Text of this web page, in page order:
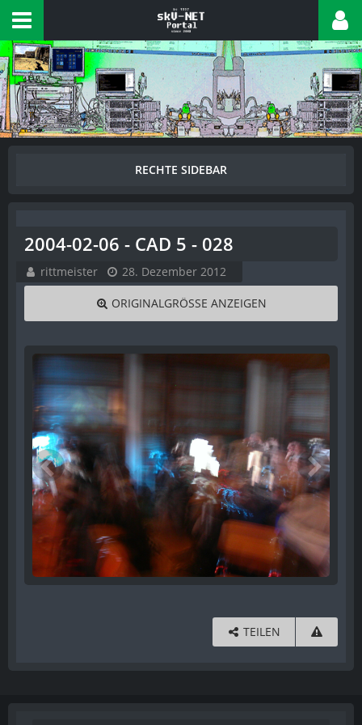
2004-02-06 - CAD 5 - 028
rittmeister 28. Dezember 2012
ORIGINALGRÖSSE ANZEIGEN
TEILEN